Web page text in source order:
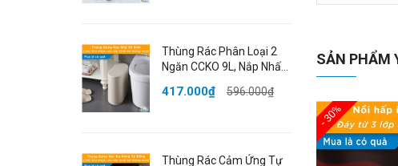
Giới
Khám phá
chống
hợp với
tiết kiệm
rác.Thiết
SẢN PHẨM
- 30%
Thùng Rác Phân Loại 2
Ngăn CCKO 9L, Nắp Nhấn
Nhiều Màu
417.000₫ 596.000₫
Thùng Rác Cảm Ứng Tự